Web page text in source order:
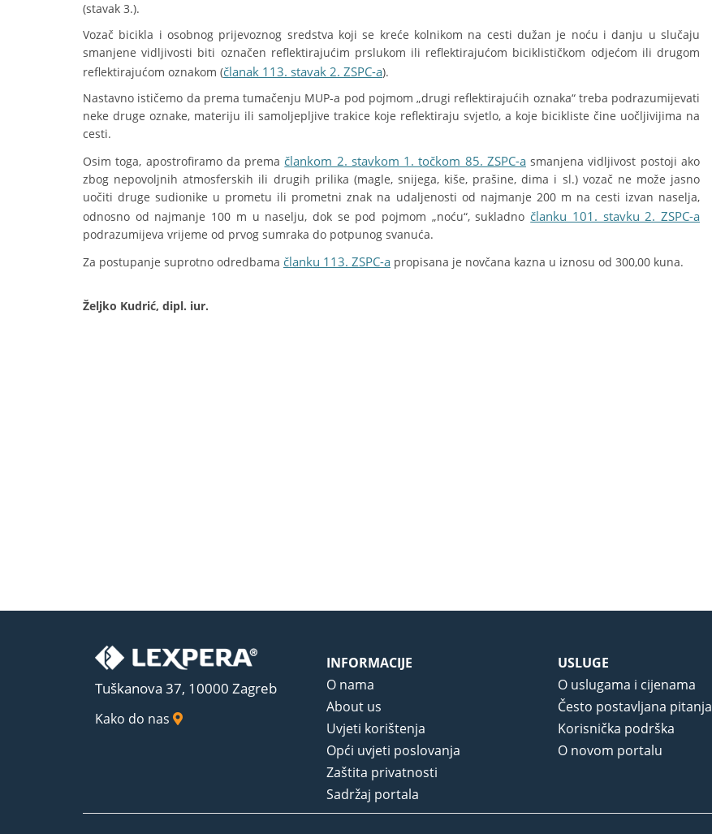
(stavak 3.).
Vozač bicikla i osobnog prijevoznog sredstva koji se kreće kolnikom na cesti dužan je noću i danju u slučaju
smanjene vidljivosti biti označen reflektirajućim prslukom ili reflektirajućom biciklističkom odjećom ili drugom
reflektirajućom oznakom (članak 113. stavak 2. ZSPC-a).
Nastavno ističemo da prema tumačenju MUP-a pod pojmom „drugi reflektirajućih oznaka“ treba podrazumijevati
neke druge oznake, materiju ili samoljepljive trakice koje reflektiraju svjetlo, a koje bicikliste čine uočljivijima na
cesti.
Osim toga, apostrofiramo da prema člankom 2. stavkom 1. točkom 85. ZSPC-asmanjena vidljivost postoji ako
zbog nepovoljnih atmosferskih ili drugih prilika (magle, snijega, kiše, prašine, dima i sl.) vozač ne može jasno
uočiti druge sudionike u prometu ili prometni znak na udaljenosti od najmanje 200 m na cesti izvan naselja,
odnosno od najmanje 100 m u naselju, dok se pod pojmom „noću“, sukladno članku 101. stavku 2. ZSPC-a
podrazumijeva vrijeme od prvog sumraka do potpunog svanuća.
Za postupanje suprotno odredbama članku 113. ZSPC-a propisana je novčana kazna u iznosu od 300,00 kuna.
Željko Kudrić, dipl. iur.
Tuškanova 37, 10000 Zagreb
Kako do nas
INFORMACIJE
O nama
About us
Uvjeti korištenja
Opći uvjeti poslovanja
Zaštita privatnosti
Sadržaj portala
USLUGE
O uslugama i cijenama
Često postavljana pitanja
Korisnička podrška
O novom portalu